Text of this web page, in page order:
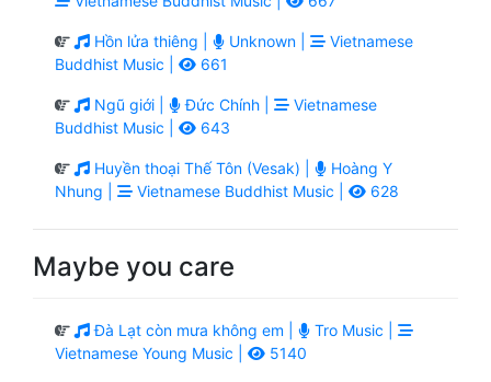
Hồn lửa thiêng | Unknown |
Vietnamese
Buddhist Music |
661
Ngũ giới | Đức Chính |
Vietnamese
Buddhist Music |
643
Huyền thoại Thế Tôn (Vesak) |
Hoàng Y
Nhung |
Vietnamese Buddhist Music | 628
Maybe you care
Đà Lạt còn mưa không em |
Tro Music |
Vietnamese Young Music |
5140